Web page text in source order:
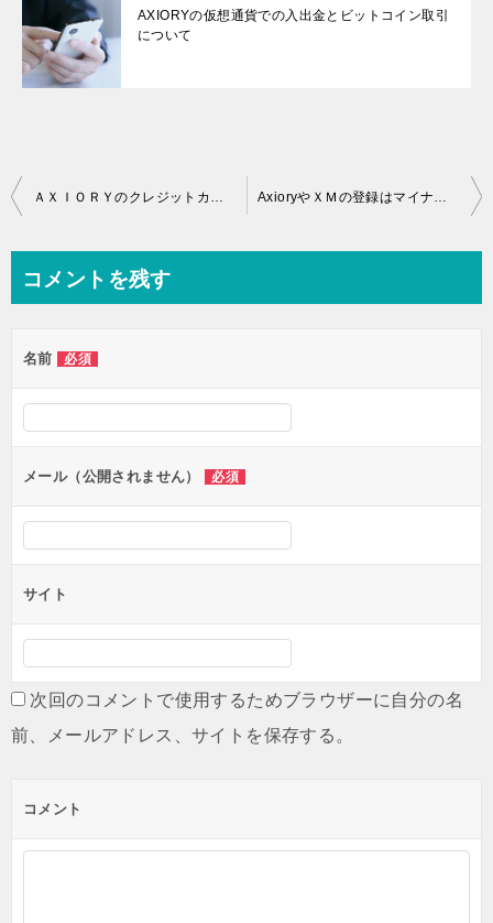
AXIORYの仮想通貨での入出金とビットコイン取引
について
投
ビ
ー
シ
ン
ＡＸＩＯＲＹのクレジットカードやデビットカードによる出金について AxioryやＸＭの登録はマイナンバーなしでも大丈夫？
コメントを残す
名前 必須
メール（公開されません） 必須
サイト
次回のコメントで使用するためブラウザーに自分の名
前、メールアドレス、サイトを保存する。
コメント